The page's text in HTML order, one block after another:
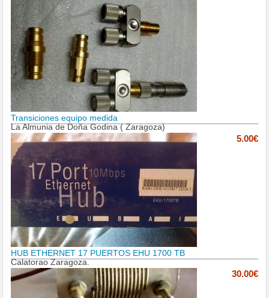
Transiciones equipo medida
La Almunia de Doña Godina ( Zaragoza)
5.00€
HUB ETHERNET 17 PUERTOS EHU 1700 TB
Calatorao Zaragoza.
30.00€